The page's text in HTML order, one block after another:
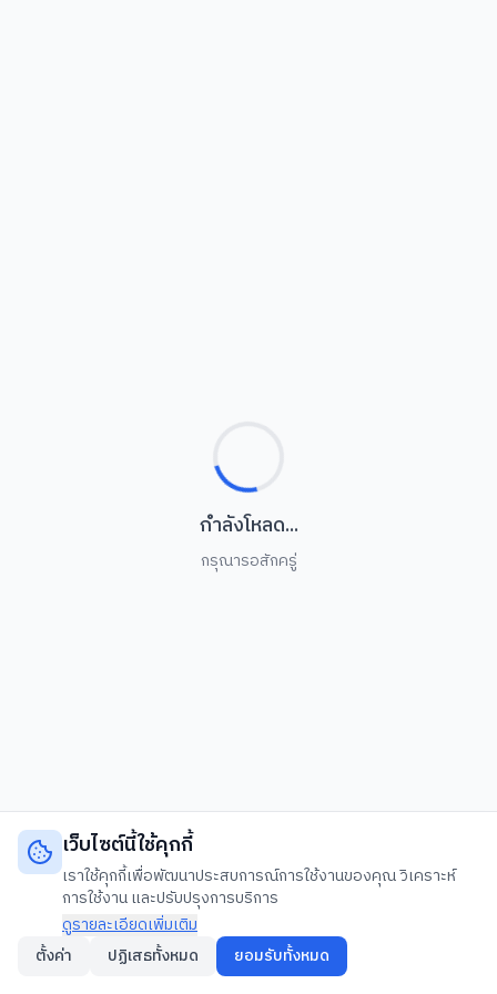
กำลังโหลด...
กรุณารอสักครู่
เว็บไซต์นี้ใช้คุกกี้
เราใช้คุกกี้เพื่อพัฒนาประสบการณ์การใช้งานของคุณ วิเคราะห์
การใช้งาน และปรับปรุงการบริการ
ดูรายละเอียดเพิ่มเติม
ตั้งค่า
ปฏิเสธทั้งหมด ยอมรับทั้งหมด